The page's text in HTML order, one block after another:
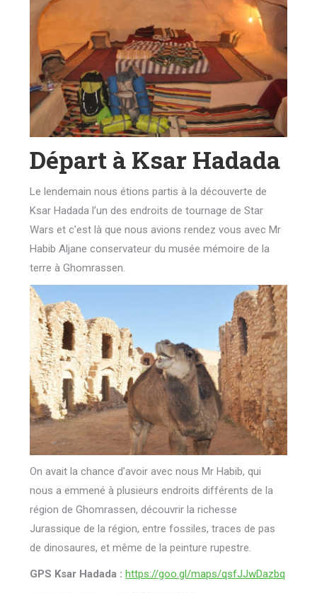
Départ à Ksar Hadada
Le lendemain nous étions partis à la découverte de
Ksar Hadada l’un des endroits de tournage de Star
Wars et c’est là que nous avions rendez vous avec Mr
Habib Aljane conservateur du musée mémoire de la
terre à Ghomrassen.
On avait la chance d’avoir avec nous Mr Habib, qui
nous a emmené à plusieurs endroits différents de la
région de Ghomrassen, découvrir la richesse
Jurassique de la région, entre fossiles, traces de pas
de dinosaures, et même de la peinture rupestre.
GPS Ksar Hadada :https://goo.gl/maps/qsfJJwDazbq